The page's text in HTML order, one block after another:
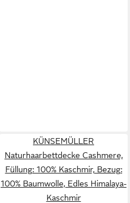
KÜNSEMÜLLER
Naturhaarbettdecke Cashmere,
Füllung: 100% Kaschmir, Bezug:
100% Baumwolle, Edles Himalaya-
Kaschmir